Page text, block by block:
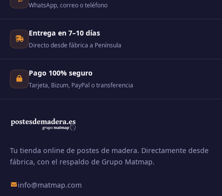
WhatsApp, correo o teléfono
Entrega en 7–10 días
Directo desde fábrica a Península
Pago 100% seguro
Tarjeta, Bizum, PayPal o transferencia
Tu tienda online de postes de madera. Directamente desde
fábrica, con el respaldo de Grupo Matmap.
info@matmap.com